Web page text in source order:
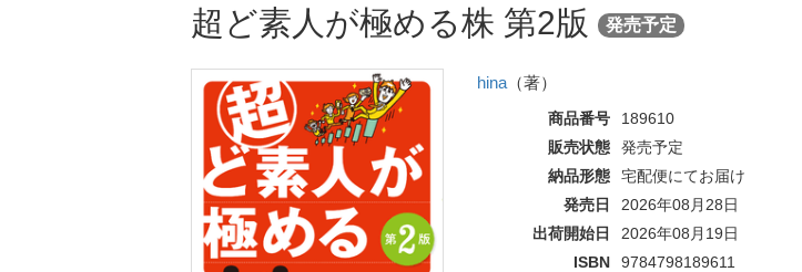
超ど素人が極める株 第2版 発売予定
hina（著）
商品番号
189610
販売状態
発売予定
納品形態
宅配便にてお届け
発売日
2026年08月28日
出荷開始日
2026年08月19日
ISBN
9784798189611